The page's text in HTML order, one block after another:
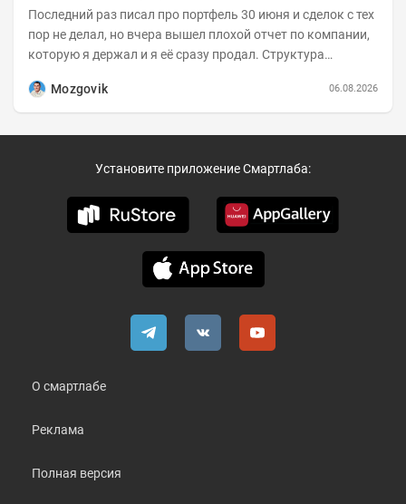
Последний раз писал про портфель 30 июня и сделок с тех
пор не делал, но вчера вышел плохой отчет по компании,
которую я держал и я её сразу продал. Структура
Mozgovik
06.08.2026
Установите приложение Смартлаба:
О смартлабе
Реклама
Полная версия